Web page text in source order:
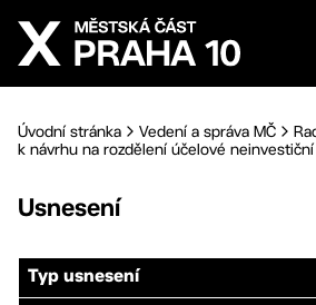
Přejít na hlavní obsah
Úvodní stránka Vedení a správa MČ
k návrhu na rozdělení účelové neinvestiční
Usnesení
Typ usnesení